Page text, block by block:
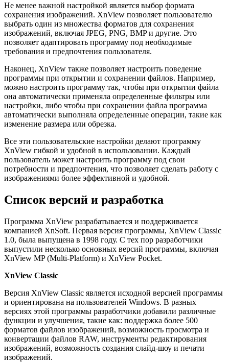
Не менее важной настройкой является выбор формата
сохранения изображений. XnView позволяет пользователю
выбрать один из множества форматов для сохранения
изображений, включая JPEG, PNG, BMP и другие. Это
позволяет адаптировать программу под необходимые
требования и предпочтения пользователя.
Наконец, XnView также позволяет настроить поведение
программы при открытии и сохранении файлов. Например,
можно настроить программу так, чтобы при открытии файла
она автоматически применяла определенные фильтры или
настройки, либо чтобы при сохранении файла программа
автоматически выполняла определенные операции, такие как
изменение размера или обрезка.
Все эти пользовательские настройки делают программу
XnView гибкой и удобной в использовании. Каждый
пользователь может настроить программу под свои
потребности и предпочтения, что позволяет сделать работу с
изображениями более эффективной и удобной.
Список версий и разработка
Программа XnView разрабатывается и поддерживается
компанией XnSoft. Первая версия программы, XnView Classic
1.0, была выпущена в 1998 году. С тех пор разработчики
выпустили несколько основных версий программы, включая
XnView MP (Multi-Platform) и XnView Pocket.
XnView Classic
Версия XnView Classic является исходной версией программы
и ориентирована на пользователей Windows. В разных
версиях этой программы разработчики добавили различные
функции и улучшения, такие как: поддержка более 500
форматов файлов изображений, возможность просмотра и
конвертации файлов RAW, инструменты редактирования
изображений, возможность создания слайд-шоу и печати
изображений.